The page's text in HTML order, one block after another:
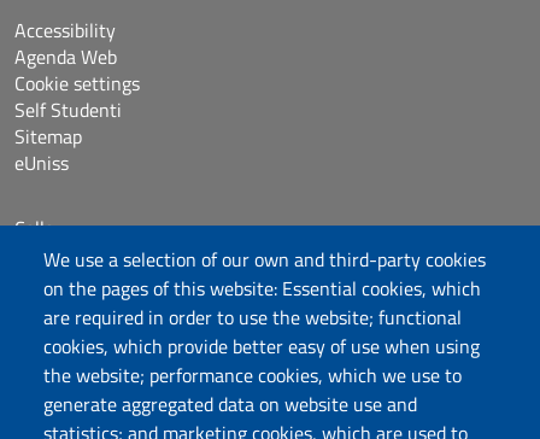
We use a selection of our own and third-party cookies
on the pages of this website: Essential cookies, which
are required in order to use the website; functional
cookies, which provide better easy of use when using
the website; performance cookies, which we use to
generate aggregated data on website use and
Accessibility
Agenda Web
Cookie settings
Self Studenti
Sitemap
eUniss
Calls
Dichiarazione di accessibilità
Posta elettronica @uniss.it
Protocollo
Follow us